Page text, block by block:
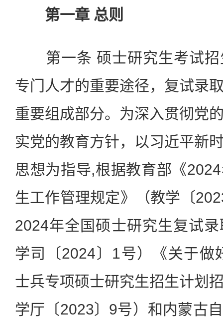
第一章 总则
第一条 硕士研究生考试招
专门人才的重要途径，复试录
重要组成部分。为深入贯彻党
实党的教育方针，以习近平新
思想为指导,根据教育部《
生工作管理规定》（教学〔
2024年全国硕士研究生复试
学司〔2024〕1号）《关于做
士兵专项硕士研究生招生计划
学厅〔2023〕9号）和内蒙古